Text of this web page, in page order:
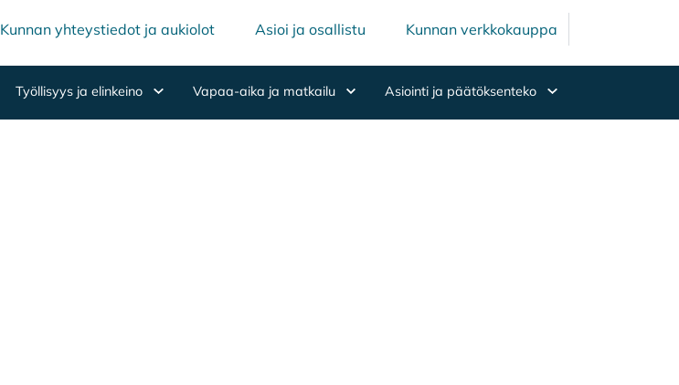
Kunnan yhteystiedot ja aukiolot Asioi ja osallistu Kunnan verkkokauppa
Työllisyys ja elinkeino Vapaa-aika ja matkailu Asiointi ja päätöksenteko